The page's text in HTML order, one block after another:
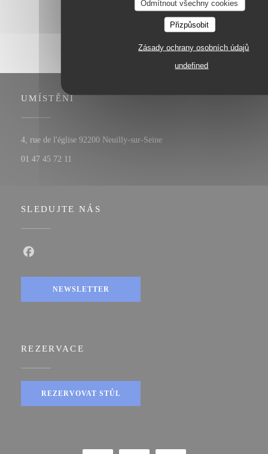
Odmítnout všechny cookies
Přizpůsobit
Zásady ochrany osobních údajů
undefined
UMÍSTĚNÍ
4, rue de l'église 92200 Neuilly-sur-Seine((otevře se v novém okně))
01 47 45 72 11
SLEDUJTE NÁS
NEWSLETTER
REZERVACE
REZERVOVAT STŮL